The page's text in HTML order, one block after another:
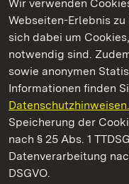
Wir verwenden
Webseiten-Erlebnis
sich dabei um
notwendig sind.
sowie anonymen
Informationen finden
Datenschutzhinweisen.
Speicherung der
nach § 25 Abs. 1
Datenverarbeitung
DSGVO.
Kommen. Staunen.
Residenzschloss Rastatt
Staatliche Schlösser
Kontakt